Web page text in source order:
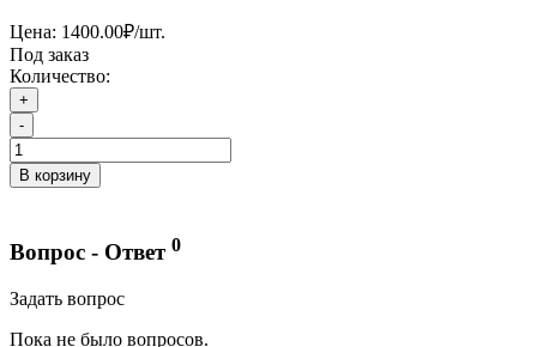
Цена: 1400.00₽/шт.
Под заказ
Количество:
+
-
В корзину
Вопрос - Ответ 0
Задать вопрос
Пока не было вопросов.